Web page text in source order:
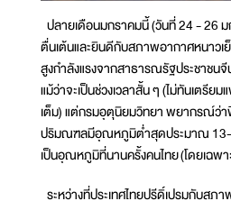
ปลายเดือนมกราคมนี้ (วันที่ 24 - 26
ตื่นเต้นและยินดีกับสภาพอากาศหนาวเ
สูงกำลังแรงจากสาธารณรัฐประชาชน
แม้ว่าจะเป็นช่วงเวลาสั้น ๆ (ไม่ทันเตรี
เต็ม) แต่กรมอุตุนิยมวิทยา พยากรณ์ว่
ปริมณฑลมีอุณหภูมิต่ำสุดประมาณ 13-
เป็นอุณหภูมิที่นานครั้งคนไทย (โดยเฉพ
ระหว่างที่ประเทศไทยปรีดิ์เปรมกับสภ